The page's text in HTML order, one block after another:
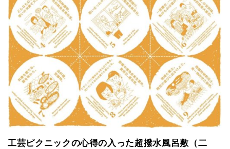
工芸ピクニックの心得の入った超撥水風呂敷（二